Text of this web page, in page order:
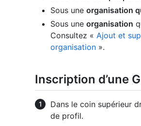
Sous une organisation
Sous une organisation
Consultez « Ajout et
organisation ».
Inscription d’une
Dans le coin supérieur
de profil.